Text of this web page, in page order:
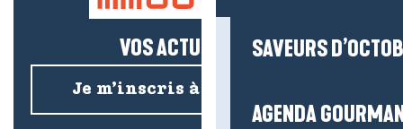
SAVEURS
AGENDA
VOS ACTUS SALÉES !
Je m’inscris à la newsletter